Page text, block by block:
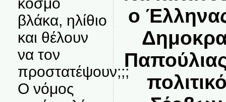
βλάκα, ηλίθιο
και θέλουν
να τον
προστατέψουν;;;
Ο νόμος
ο